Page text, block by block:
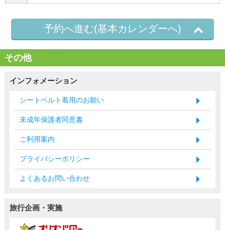
予約へ進む(基本カレンダーへ)
その他
インフォメーション
シートベルト着用のお願い
未成年保護者同意書
ご利用案内
プライバシーポリシー
よくあるお問い合わせ
旅行企画・実施